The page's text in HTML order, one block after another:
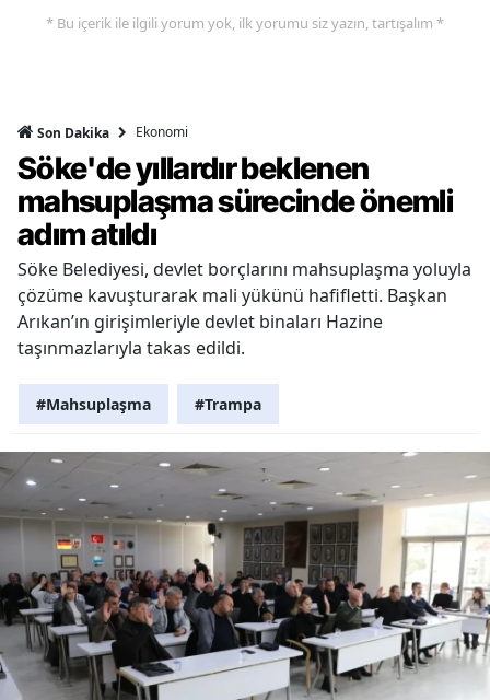
* Bu içerik ile ilgili yorum yok, ilk yorumu siz yazın, tartışalım *
Son Dakika Ekonomi
Söke'de yıllardır beklenen
mahsuplaşma sürecinde önemli
adım atıldı
Söke Belediyesi, devlet borçlarını mahsuplaşma yoluyla
çözüme kavuşturarak mali yükünü hafifletti. Başkan
Arıkan’ın girişimleriyle devlet binaları Hazine
taşınmazlarıyla takas edildi.
#Mahsuplaşma #Trampa